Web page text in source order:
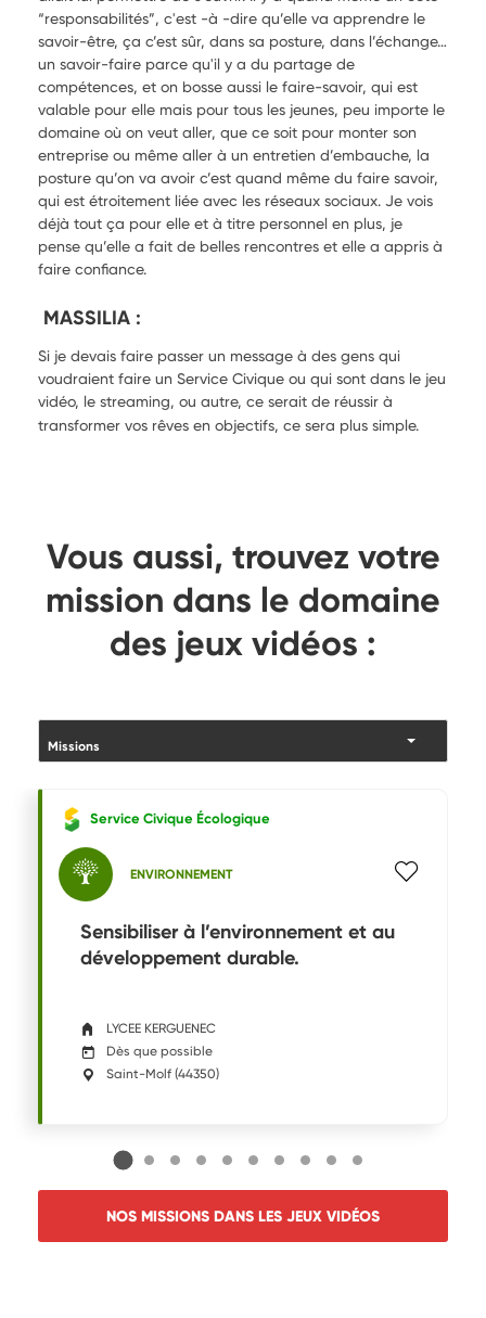
“responsabilités”, c'est -à -dire qu’elle va apprendre le
savoir-être, ça c’est sûr, dans sa posture, dans l’échange…
un savoir-faire parce qu'il y a du partage de
compétences, et on bosse aussi le faire-savoir, qui est
valable pour elle mais pour tous les jeunes, peu importe le
domaine où on veut aller, que ce soit pour monter son
entreprise ou même aller à un entretien d’embauche, la
posture qu’on va avoir c’est quand même du faire savoir,
qui est étroitement liée avec les réseaux sociaux. Je vois
déjà tout ça pour elle et à titre personnel en plus, je
pense qu’elle a fait de belles rencontres et elle a appris à
faire confiance.
MASSILIA :
Si je devais faire passer un message à des gens qui
voudraient faire un Service Civique ou qui sont dans le jeu
vidéo, le streaming, ou autre, ce serait de réussir à
transformer vos rêves en objectifs, ce sera plus simple.
Vous aussi, trouvez votre
mission dans le domaine
des jeux vidéos :
Service Civique Écologique
ENVIRONNEMENT
Sensibiliser à l’environnement et au
développement durable.
LYCEE KERGUENEC
Dès que possible
Saint-Molf (44350)
NOS MISSIONS DANS LES JEUX VIDÉOS